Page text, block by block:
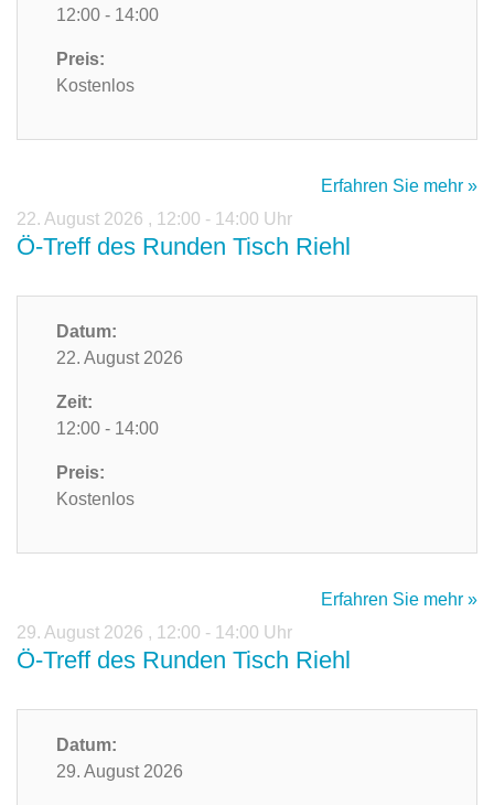
12:00 - 14:00
Preis:
Kostenlos
Erfahren Sie mehr »
22. August 2026 , 12:00 - 14:00 Uhr
Ö-Treff des Runden Tisch Riehl
Datum:
22. August 2026
Zeit:
12:00 - 14:00
Preis:
Kostenlos
Erfahren Sie mehr »
29. August 2026 , 12:00 - 14:00 Uhr
Ö-Treff des Runden Tisch Riehl
Datum:
29. August 2026